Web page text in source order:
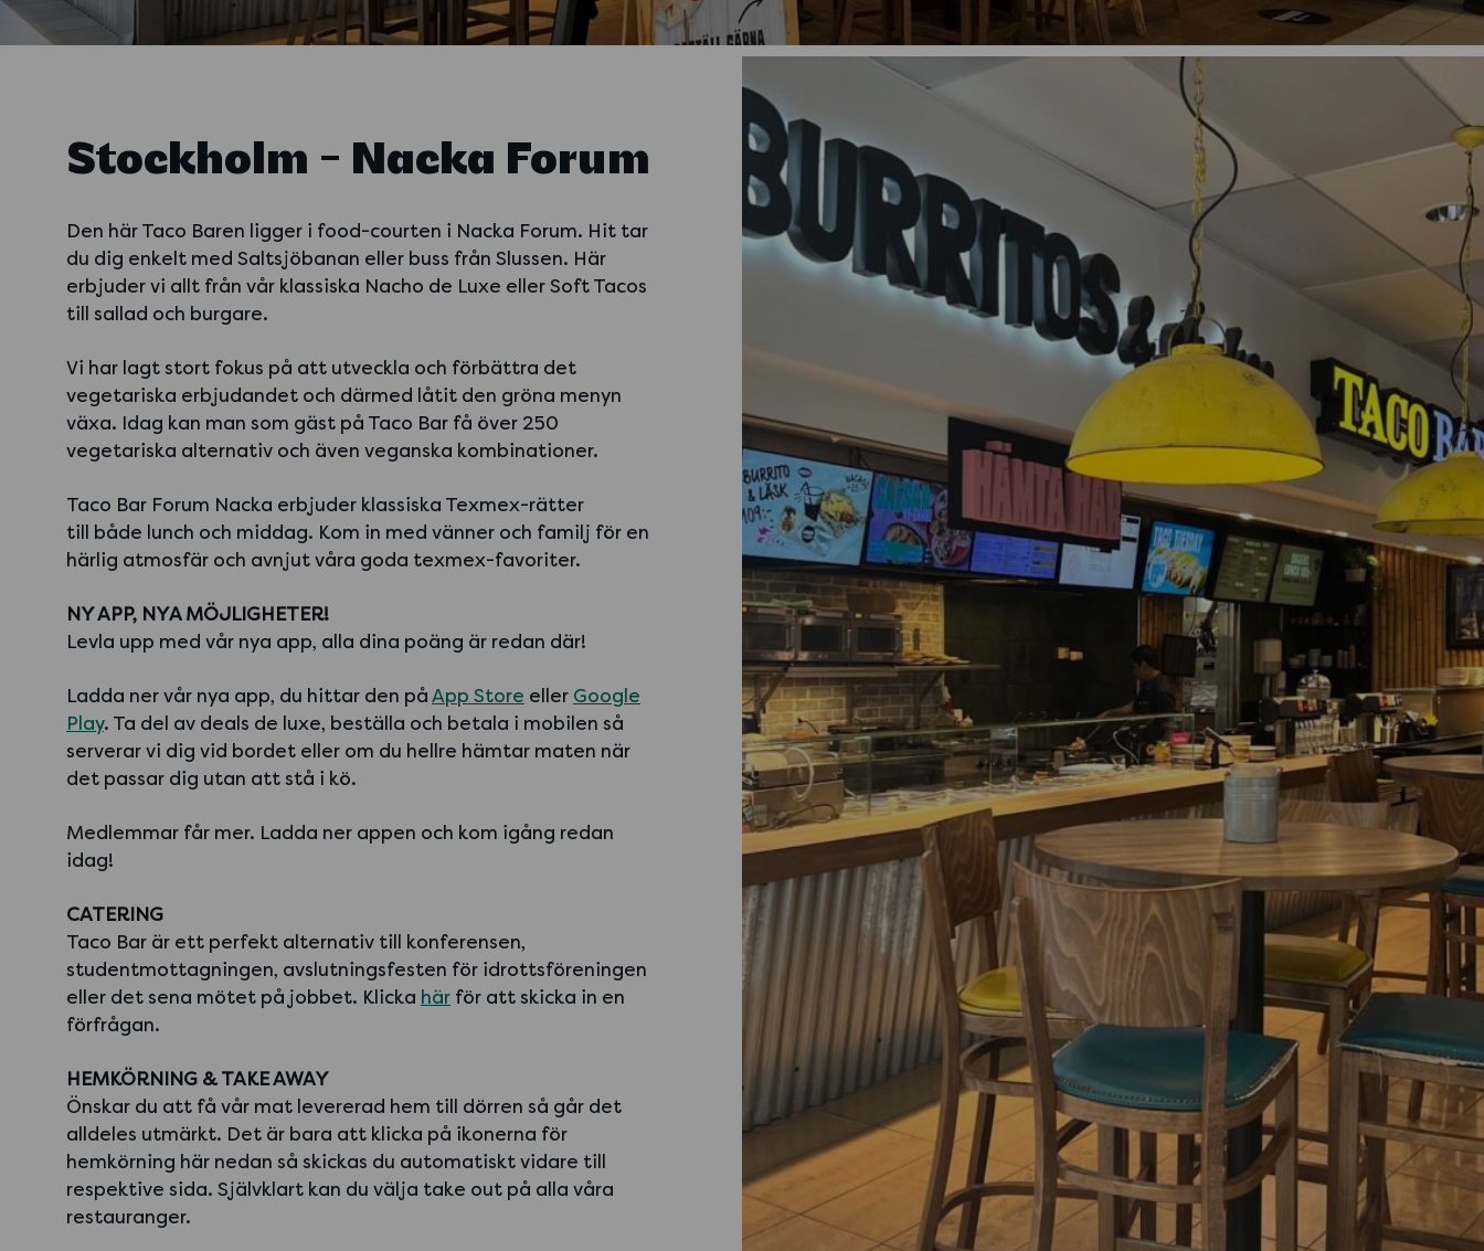
Stockholm - Nacka Forum
Den här Taco Baren ligger i food-courten i Nacka Forum. Hit tar
du dig enkelt med Saltsjöbanan eller buss från Slussen. Här
erbjuder vi allt från vår klassiska Nacho de Luxe eller Soft Tacos
till sallad och burgare.
Vi har lagt stort fokus på att utveckla och förbättra det
vegetariska erbjudandet och därmed låtit den gröna menyn
växa. Idag kan man som gäst på Taco Bar få över 250
vegetariska alternativ och även veganska kombinationer.
Taco Bar Forum Nacka erbjuder klassiska Texmex-rätter
till både lunch och middag. Kom in med vänner och familj för en
härlig atmosfär och avnjut våra goda texmex-favoriter.
NY APP, NYA MÖJLIGHETER!
Levla upp med vår nya app, alla dina poäng är redan där!
Ladda ner vår nya app, du hittar den på App Store eller Google
Play. Ta del av deals de luxe, beställa och betala i mobilen så
serverar vi dig vid bordet eller om du hellre hämtar maten när
det passar dig utan att stå i kö.
Medlemmar får mer. Ladda ner appen och kom igång redan
idag!
CATERING
Taco Bar är ett perfekt alternativ till konferensen,
studentmottagningen, avslutningsfesten för idrottsföreningen
eller det sena mötet på jobbet. Klicka här för att skicka in en
förfrågan.
HEMKÖRNING & TAKE AWAY
Önskar du att få vår mat levererad hem till dörren så går det
alldeles utmärkt. Det är bara att klicka på ikonerna för
hemkörning här nedan så skickas du automatiskt vidare till
respektive sida. Självklart kan du välja take out på alla våra
restauranger.